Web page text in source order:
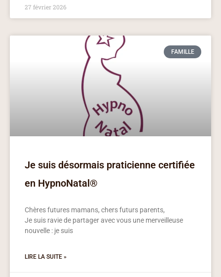
27 février 2026
FAMILLE
Je suis désormais praticienne certifiée
en HypnoNatal®
Chères futures mamans, chers futurs parents,
Je suis ravie de partager avec vous une merveilleuse
nouvelle : je suis
LIRE LA SUITE »